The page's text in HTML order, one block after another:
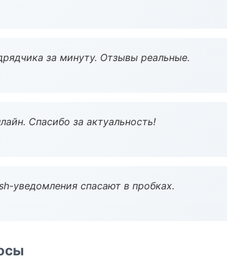
за минуту. Отзывы реальные.
Спасибо за актуальность!
уведомления спасают в пробках.